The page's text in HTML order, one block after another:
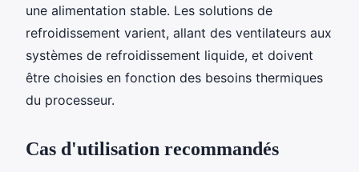
une alimentation stable. Les solutions de
refroidissement varient, allant des ventilateurs aux
systèmes de refroidissement liquide, et doivent
être choisies en fonction des besoins thermiques
du processeur.
Cas d'utilisation recommandés